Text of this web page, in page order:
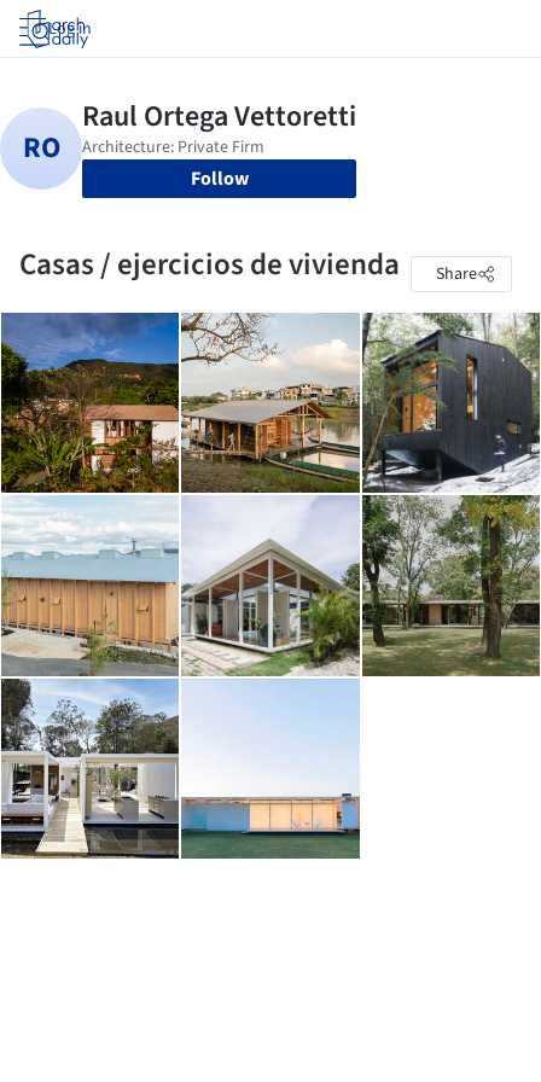
Log in
Follow
Casas / ejercicios de vivienda Share